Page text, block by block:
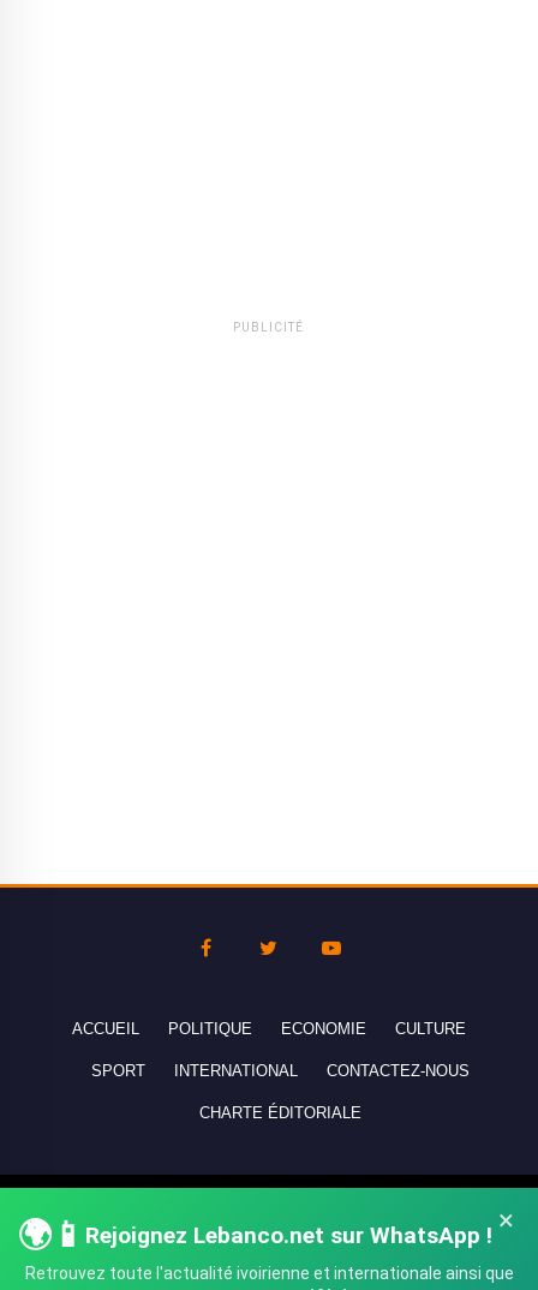
PUBLICITÉ
×
🌍📱 Rejoignez Lebanco.net sur WhatsApp !
Retrouvez toute l'actualité ivoirienne et internationale ainsi que
ACCUEIL POLITIQUE ECONOMIE CULTURE
SPORT INTERNATIONAL CONTACTEZ-NOUS
CHARTE ÉDITORIALE
réservés - All rights reserved.